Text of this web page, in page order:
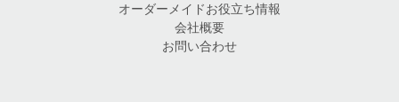
オーダーメイドお役立ち情報
会社概要
お問い合わせ